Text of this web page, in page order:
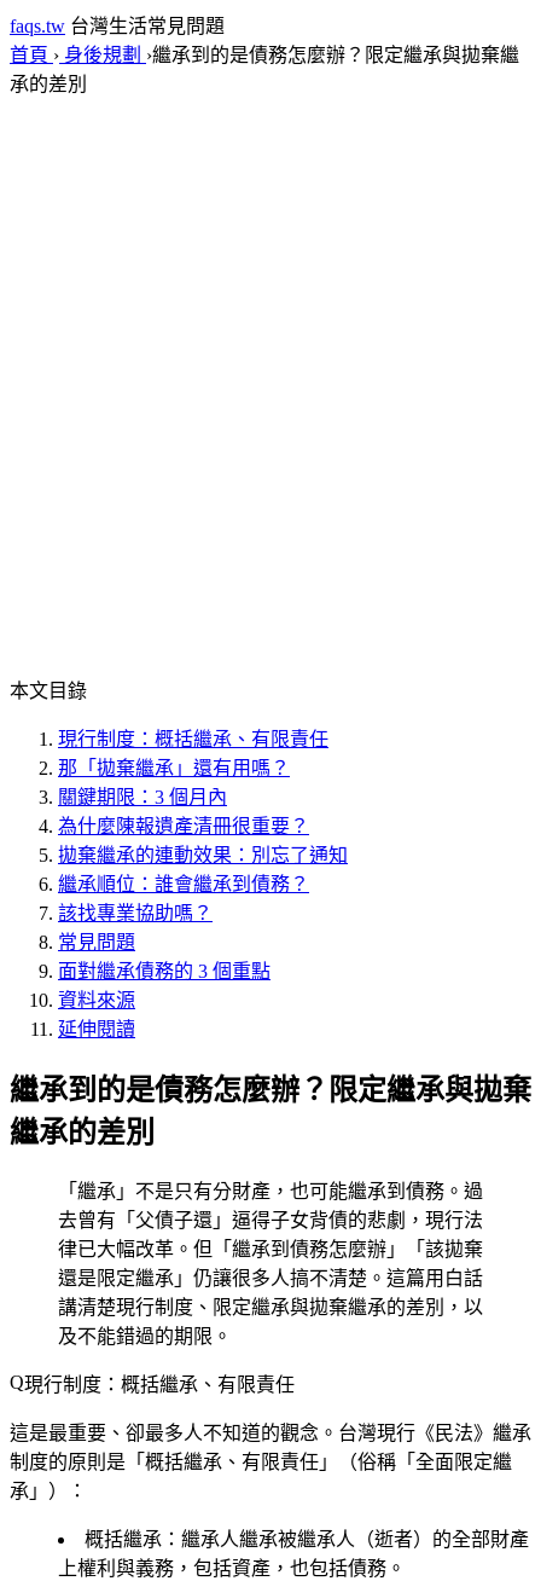
faqs.tw 台灣生活常見問題
首頁 › 身後規劃 ›繼承到的是債務怎麼辦？限定繼承與拋棄繼
承的差別
本文目錄
現行制度：概括繼承、有限責任
那「拋棄繼承」還有用嗎？
關鍵期限：3 個月內
為什麼陳報遺產清冊很重要？
拋棄繼承的連動效果：別忘了通知
繼承順位：誰會繼承到債務？
該找專業協助嗎？
常見問題
面對繼承債務的 3 個重點
資料來源
延伸閱讀
繼承到的是債務怎麼辦？限定繼承與拋棄
繼承的差別
「繼承」不是只有分財產，也可能繼承到債務。過
去曾有「父債子還」逼得子女背債的悲劇，現行法
律已大幅改革。但「繼承到債務怎麼辦」「該拋棄
還是限定繼承」仍讓很多人搞不清楚。這篇用白話
講清楚現行制度、限定繼承與拋棄繼承的差別，以
及不能錯過的期限。
現行制度：概括繼承、有限責任
這是最重要、卻最多人不知道的觀念。台灣現行《民法》繼承
制度的原則是「 概括繼承、有限責任 」（俗稱「全面限定繼
承」）：
概括繼承 ：繼承人繼承被繼承人（逝者）的全部財產
上權利與義務，包括資產，也包括債務。